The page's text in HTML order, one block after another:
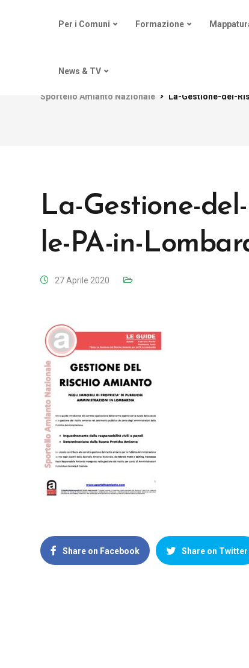
Per i Comuni Formazione
News & TV
Sportello Amianto Nazionale La-Gestione-del-
La-Gestione-
le-PA-in-
27 Aprile 2020
Share on Facebook Share on Twitter